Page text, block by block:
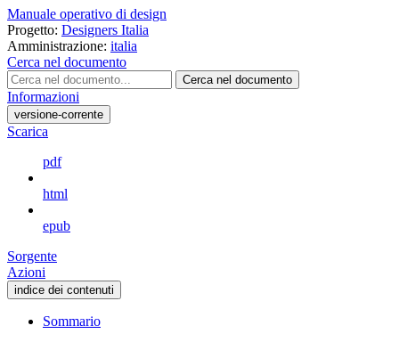
Manuale operativo di design
Progetto: Designers Italia
Amministrazione: italia
Cerca nel documento
Cerca nel documento
Informazioni
versione-corrente
Scarica
pdf
html
epub
Sorgente
Azioni
indice dei contenuti
Sommario